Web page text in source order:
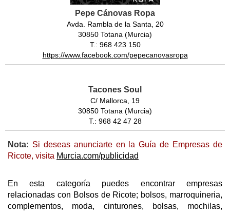
Pepe Cánovas Ropa
Avda. Rambla de la Santa, 20
30850 Totana (Murcia)
T.: 968 423 150
https://www.facebook.com/pepecanovasropa
Tacones Soul
C/ Mallorca, 19
30850 Totana (Murcia)
T.: 968 42 47 28
Nota: Si deseas anunciarte en la Guía de Empresas de
Ricote, visita Murcia.com/publicidad
En esta categoría puedes encontrar empresas
relacionadas con Bolsos de Ricote; bolsos, marroquineria,
complementos, moda, cinturones, bolsas, mochilas,